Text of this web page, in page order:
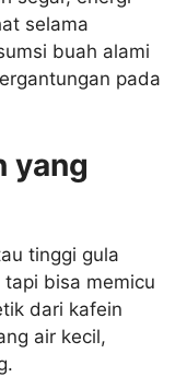
selama
buah alami
pada
yang
tinggi gula
bisa memicu
dari kafein
air kecil,